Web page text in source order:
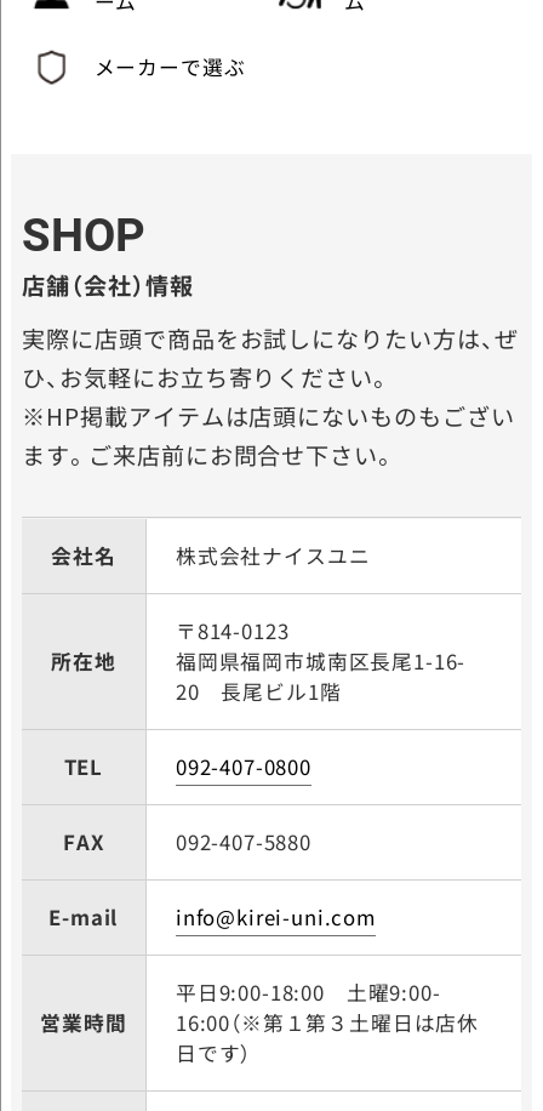
メーカーで選ぶ
SHOP
店舗（会社）情報
実際に店頭で商品をお試しになりたい方は、ぜ
ひ、お気軽にお立ち寄りください。
※HP掲載アイテムは店頭にないものもござい
ます。ご来店前にお問合せ下さい。
会社名 株式会社ナイスユニ
所在地
〒814-0123
福岡県福岡市城南区長尾1-16-
20 長尾ビル1階
TEL 092-407-0800
FAX 092-407-5880
E-mail info@kirei-uni.com
営業時間
平日9:00-18:00 土曜9:00-
16:00（※第１第３土曜日は店休
日です）